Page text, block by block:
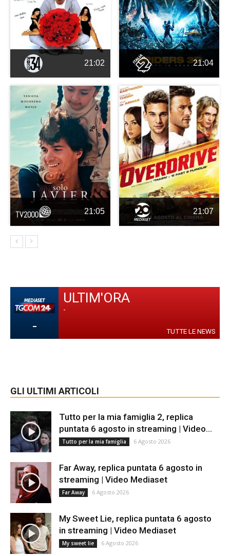
21:02 21:04
21:05 21:07
-
ULTIM'ORA
-
TUTTE LE NEWS
GLI ULTIMI ARTICOLI
Tutto per la mia famiglia 2, replica
puntata 6 agosto in streaming | Video...
Tutto per la mia famiglia 6 Agosto 2026
Far Away, replica puntata 6 agosto in
streaming | Video Mediaset
Far Away 6 Agosto 2026
My Sweet Lie, replica puntata 6 agosto
in streaming | Video Mediaset
My sweet lie 6 Agosto 2026